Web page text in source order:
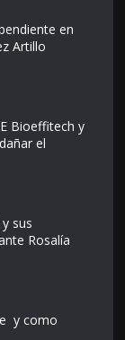
en
Artillo
Bioeffitech y
el
sus
Rosalía
y como